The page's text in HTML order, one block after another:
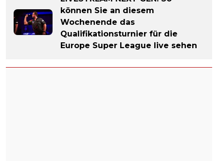
können Sie an diesem
Wochenende das
Qualifikationsturnier für die
Europe Super League live sehen